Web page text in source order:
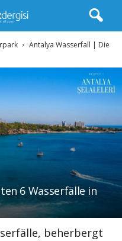
Antalya Wasserfall | Die
6 Wasserfälle in
beherbergt